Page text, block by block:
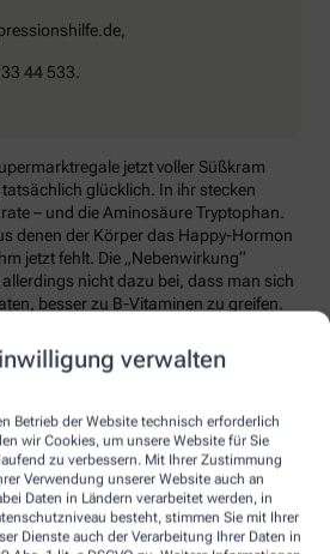
verwalten
Betrieb der Website technisch erforderlich
wir Cookies, um unsere Website für Sie
zu verbessern. Mit Ihrer Zustimmung
Verwendung unserer Website auch an
Daten in Ländern verarbeitet werden, in
besteht, stimmen Sie mit Ihrer
Dienste auch der Verarbeitung Ihrer Daten in
44 533.
jetzt voller Süßkram
glücklich. In ihr stecken
– und die Aminosäure Tryptophan.
denen der Körper das Happy-Hormon
jetzt fehlt. Die „Nebenwirkung“
nicht dazu bei, dass man sich
besser zu B-Vitaminen zu greifen.
unterstützen die Stressverarbeitung.
Aktiv zu bleiben, mit Familie und
viel frische Luft zu tanken und
Hobby intensiv zu beschäftigen, hebt
jeden Sonntag zu notieren, was man in
machen will.
auch zurückholen: mit anderen in